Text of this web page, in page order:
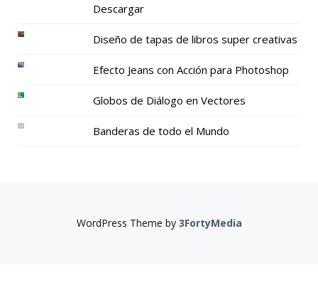
Descargar
Diseño de tapas de libros super creativas
Efecto Jeans con Acción para Photoshop
Globos de Diálogo en Vectores
Banderas de todo el Mundo
WordPress Theme by 3FortyMedia